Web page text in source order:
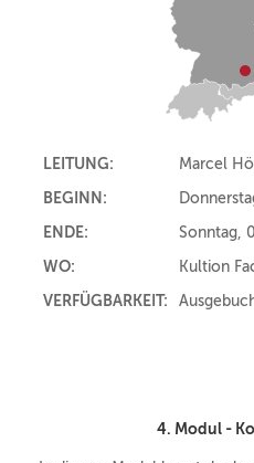
LEITUNG:
Marcel
BEGINN:
ENDE:
Sonntag,
WO:
Kultion
VERFÜGBARKEIT:
4. Modul -